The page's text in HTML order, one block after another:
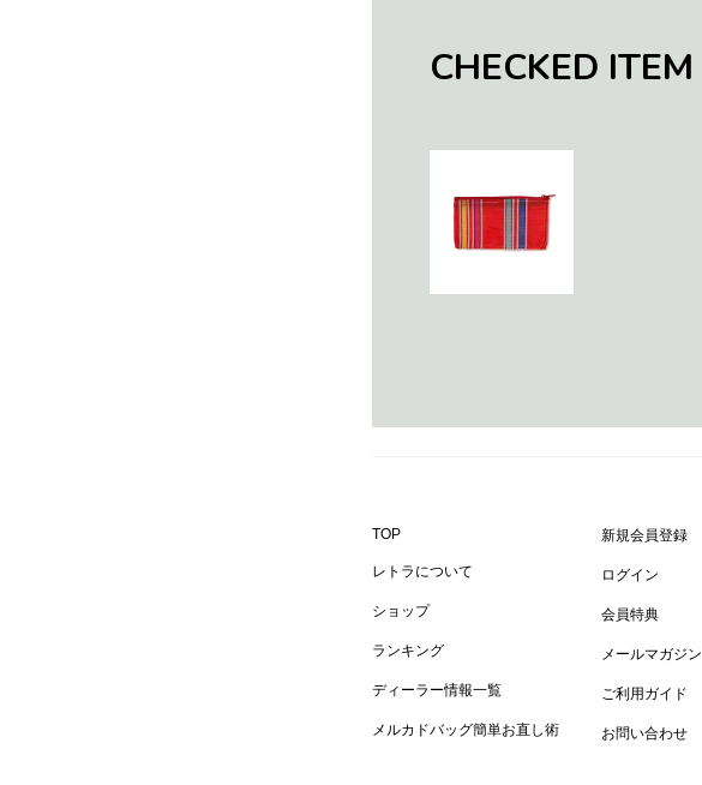
CHECKED ITEM
TOP
レトラについて
ショップ
ランキング
ディーラー情報一覧
メルカドバッグ簡単お直し術
新規会員登録
ログイン
会員特典
メールマガジン
ご利用ガイド
お問い合わせ